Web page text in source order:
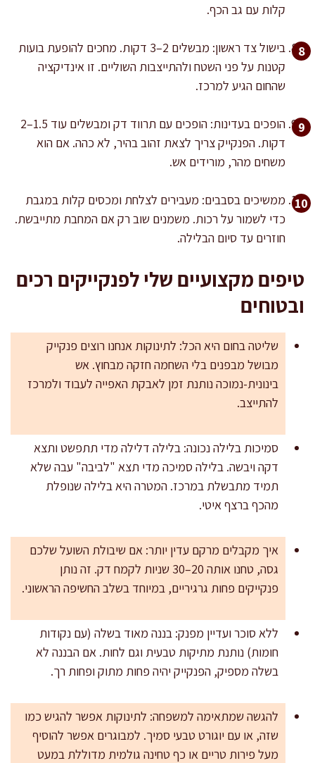
קלות עם גב הכף.
בישול צד ראשון: מבשלים 2–3 דקות. מחכים להופעת בועות
קטנות על פני השטח ולהתייצבות השוליים. זו אינדיקציה
שהחום הגיע למרכז.
הופכים בעדינות: הופכים עם תרווד דק ומבשלים עוד 1.5–2
דקות. הפנקייק צריך לצאת זהוב בהיר, לא כהה. אם הוא
משחים מהר, מורידים אש.
ממשיכים בסבבים: מעבירים לצלחת ומכסים קלות במגבת
כדי לשמור על רכות. משמנים שוב רק אם המחבת מתייבשת.
חוזרים עד סיום הבלילה.
טיפים מקצועיים שלי לפנקייקים רכים
ובטוחים
שליטה בחום היא הכל: לתינוקות אנחנו רוצים פנקייק
מבושל מבפנים בלי השחמה חזקה מבחוץ. אש
בינונית-נמוכה נותנת זמן לאבקת האפייה לעבוד ולמרכז
להתייצב.
סמיכות בלילה נכונה: בלילה דלילה מדי תתפשט ותצא
דקה ויבשה. בלילה סמיכה מדי תצא "לביבה" עבה שלא
תמיד מתבשלת במרכז. המטרה היא בלילה שנופלת
מהכף ברצף איטי.
איך מקבלים מרקם עדין יותר: אם שיבולת השועל שלכם
גסה, טחנו אותה 20–30 שניות לקמח דק. זה נותן
פנקייקים פחות גרגיריים, במיוחד בשלב החשיפה הראשוני.
ללא סוכר ועדיין מפנק: בננה מאוד בשלה (עם נקודות
חומות) נותנת מתיקות טבעית וגם לחות. אם הבננה לא
בשלה מספיק, הפנקייק יהיה פחות מתוק ופחות רך.
להגשה שמתאימה למשפחה: לתינוקות אפשר להגיש כמו
שזה, או עם יוגורט טבעי סמיך. למבוגרים אפשר להוסיף
מעל פירות טריים או כף טחינה גולמית מדוללת במעט